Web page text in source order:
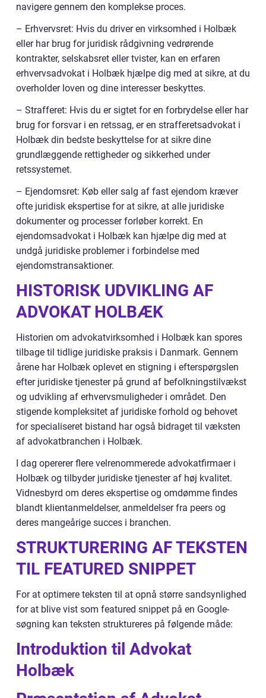
navigere gennem den komplekse proces.
– Erhvervsret: Hvis du driver en virksomhed i Holbæk
eller har brug for juridisk rådgivning vedrørende
kontrakter, selskabsret eller tvister, kan en erfaren
erhvervsadvokat i Holbæk hjælpe dig med at sikre, at du
overholder loven og dine interesser beskyttes.
– Strafferet: Hvis du er sigtet for en forbrydelse eller har
brug for forsvar i en retssag, er en strafferetsadvokat i
Holbæk din bedste beskyttelse for at sikre dine
grundlæggende rettigheder og sikkerhed under
retssystemet.
– Ejendomsret: Køb eller salg af fast ejendom kræver
ofte juridisk ekspertise for at sikre, at alle juridiske
dokumenter og processer forløber korrekt. En
ejendomsadvokat i Holbæk kan hjælpe dig med at
undgå juridiske problemer i forbindelse med
ejendomstransaktioner.
HISTORISK UDVIKLING AF
ADVOKAT HOLBÆK
Historien om advokatvirksomhed i Holbæk kan spores
tilbage til tidlige juridiske praksis i Danmark. Gennem
årene har Holbæk oplevet en stigning i efterspørgslen
efter juridiske tjenester på grund af befolkningstilvækst
og udvikling af erhvervsmuligheder i området. Den
stigende kompleksitet af juridiske forhold og behovet
for specialiseret bistand har også bidraget til væksten
af advokatbranchen i Holbæk.
I dag opererer flere velrenommerede advokatfirmaer i
Holbæk og tilbyder juridiske tjenester af høj kvalitet.
Vidnesbyrd om deres ekspertise og omdømme findes
blandt klientanmeldelser, anmeldelser fra peers og
deres mangeårige succes i branchen.
STRUKTURERING AF TEKSTEN
TIL FEATURED SNIPPET
For at optimere teksten til at opnå større sandsynlighed
for at blive vist som featured snippet på en Google-
søgning kan teksten struktureres på følgende måde:
Introduktion til Advokat
Holbæk